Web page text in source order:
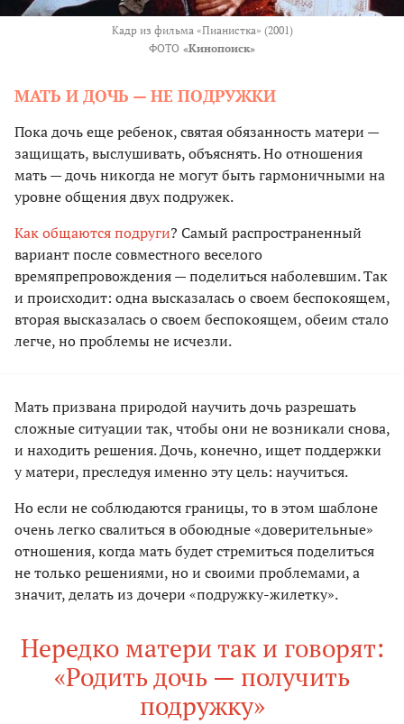
Кадр из фильма «Пианистка» (2001)
ФОТО «Кинопоиск»
МАТЬ И ДОЧЬ — НЕ ПОДРУЖКИ
Пока дочь еще ребенок, святая обязанность матери —
защищать, выслушивать, объяснять. Но отношения
мать — дочь никогда не могут быть гармоничными на
уровне общения двух подружек.
Как общаются подруги? Самый распространенный
вариант после совместного веселого
времяпрепровождения — поделиться наболевшим. Так
и происходит: одна высказалась о своем беспокоящем,
вторая высказалась о своем беспокоящем, обеим стало
легче, но проблемы не исчезли.
Мать призвана природой научить дочь разрешать
сложные ситуации так, чтобы они не возникали снова,
и находить решения. Дочь, конечно, ищет поддержки
у матери, преследуя именно эту цель: научиться.
Но если не соблюдаются границы, то в этом шаблоне
очень легко свалиться в обоюдные «доверительные»
отношения, когда мать будет стремиться поделиться
не только решениями, но и своими проблемами, а
значит, делать из дочери «подружку-жилетку».
Нередко матери так и говорят:
«Родить дочь — получить
подружку»